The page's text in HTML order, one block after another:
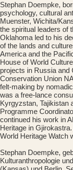
Stephan Doempke,
psychology, cultural
Muenster, Wichita/
the spiritual leaders of
Oklahoma led to his
of the lands and
America and the
House of World
projects in Russia and
Conservation Union
felt-making by
was a free-lance
Kyrgyzstan, Tajikistan
Programme
continued his work in
Heritage in
World Heritage Watch
Stephan Doempke,
Kulturanthropologie